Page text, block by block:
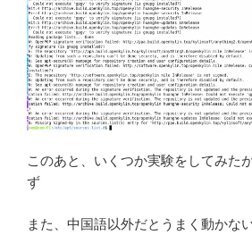
このあと、いくつか実験をしてみた
ず
また、中国語以外だとうまく動かな